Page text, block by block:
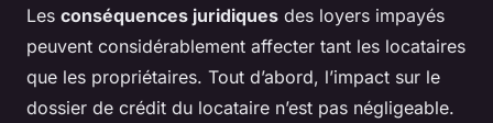
Les conséquences juridiques des loyers impayés
peuvent considérablement affecter tant les locataires
que les propriétaires. Tout d’abord, l’impact sur le
dossier de crédit du locataire n’est pas négligeable.